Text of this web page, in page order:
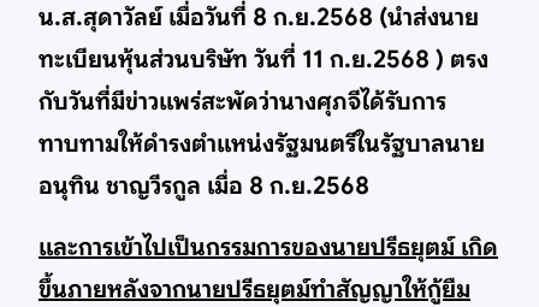
น.ส.สุดาวัลย์ เมื่อวันที่ 8 ก.ย.2568 (นำส่งนาย
ทะเบียนหุ้นส่วนบริษัท วันที่ 11 ก.ย.2568 ) ตรง
กับวันที่มีข่าวแพร่สะพัดว่านางศุภจีได้รับการ
ทาบทามให้ดำรงตำแหน่งรัฐมนตรีในรัฐบาลนาย
อนุทิน ชาญวีรกูล เมื่อ 8 ก.ย.2568
และการเข้าไปเป็นกรรมการของนายปรีธยุตม์ เกิด
ขึ้นภายหลังจากนายปรีธยุตม์ทำสัญญาให้กู้ยืม